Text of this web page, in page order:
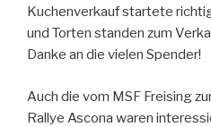
Kuchenverkauf startete
und Torten standen zum
Danke an die vielen Spender!
Auch die vom MSF Freising
Rallye Ascona waren